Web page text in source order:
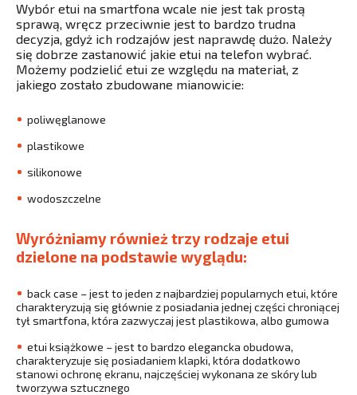
Wybór etui na smartfona wcale nie jest tak prostą
sprawą, wręcz przeciwnie jest to bardzo trudna
decyzja, gdyż ich rodzajów jest naprawdę dużo. Należy
się dobrze zastanowić jakie etui na telefon wybrać.
Możemy podzielić etui ze względu na materiał, z
jakiego zostało zbudowane mianowicie:
poliwęglanowe
plastikowe
silikonowe
wodoszczelne
Wyróżniamy również trzy rodzaje etui
dzielone na podstawie wyglądu:
back case – jest to jeden z najbardziej popularnych etui, które
charakteryzują się głównie z posiadania jednej części chroniącej
tył smartfona, która zazwyczaj jest plastikowa, albo gumowa
etui książkowe – jest to bardzo elegancka obudowa,
charakteryzuje się posiadaniem klapki, która dodatkowo
stanowi ochronę ekranu, najczęściej wykonana ze skóry lub
tworzywa sztucznego